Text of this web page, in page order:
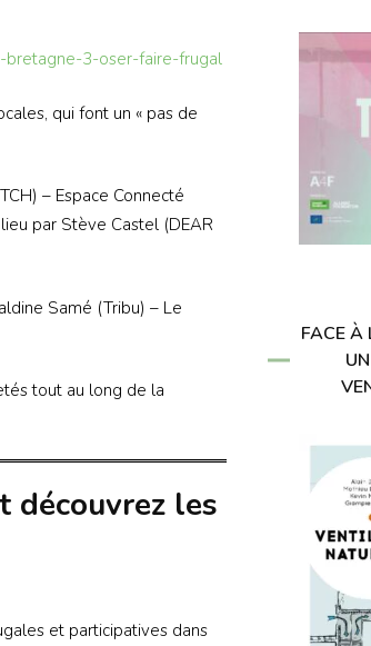
3-oser-faire-frugal
qui font un « pas de
– Espace Connecté
par Stève Castel (DEAR
Samé (Tribu) – Le
tout au long de la
découvrez les
et participatives dans
FACE À